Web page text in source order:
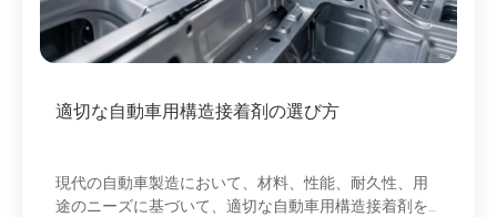
適切な自動車用構造接着剤の選び方
現代の自動車製造において、材料、性能、耐久性、用
途のニーズに基づいて、適切な自動車用構造接着剤を